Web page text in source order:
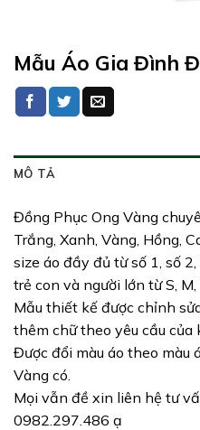
Mẫu Áo Gia Đình
MÔ TẢ
Đồng Phục Ong Vàng
Trắng, Xanh, Vàng, Hồng,
size áo đầy đủ từ số 1, số
trẻ con và người lớn từ S, M,
Mẫu thiết kế được chỉnh
thêm chữ theo yêu cầu của
Được đổi màu áo theo màu
Vàng có.
Mọi vẫn đề xin liên hệ tư
0982.297.486 ạ